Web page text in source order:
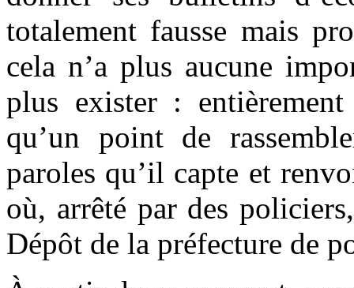
totalement fausse mais
cela n’a plus aucune
plus exister :
qu’un point de
paroles qu’il capte et
où, arrêté par des
Dépôt de la préfecture de